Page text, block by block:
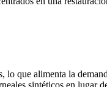
que alimenta la